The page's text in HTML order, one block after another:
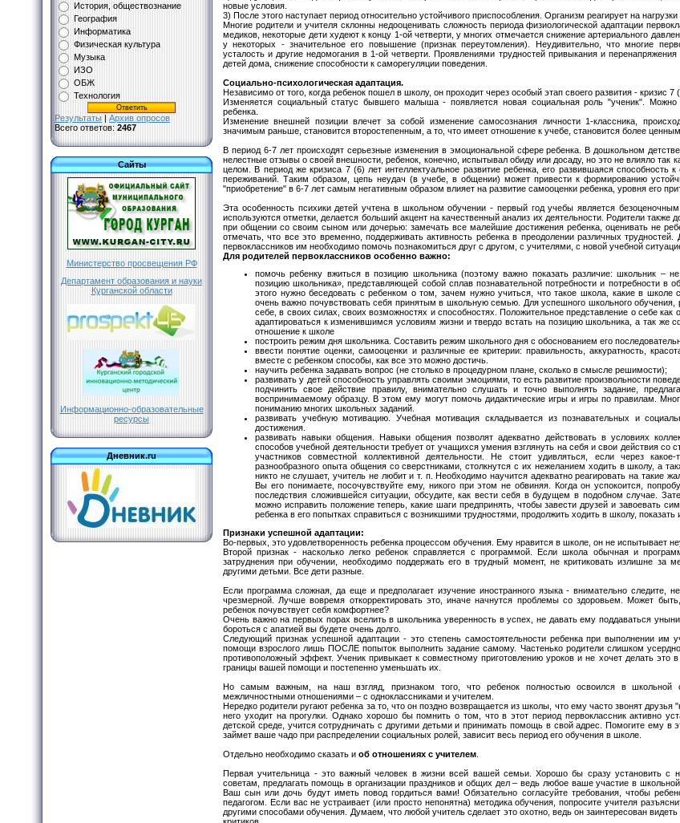
История, обществознание
География
Информатика
Физическая культура
Музыка
ИЗО
ОБЖ
Технология
Результаты | Архив опросов
Всего ответов: 2467
Сайты
Министерство просвещения РФ
Департамент образования и науки
Курганской области
Информационно-образовательные
ресурсы
Дневник.ru
новые условия.
3) После этого наступает период относительно устойчивого приспособления. Организм реагирует на
Многие родители и учителя склонны недооценивать сложность периода физиологической адаптации
медиков, некоторые дети худеют к концу 1-ой четверти, у многих отмечается снижение артериального
у некоторых - значительное его повышение (признак переутомления). Неудивительно, что многие
усталость и другие недомогания в 1-ой четверти. Проявлениями трудностей привыкания и перенапряжения
детей дома, снижение способности к саморегуляции поведения.
Социально-психологическая адаптация.
Независимо от того, когда ребенок пошел в школу, он проходит через особый этап своего развития - кризис 7
Изменяется социальный статус бывшего малыша - появляется новая социальная роль "ученик". Можно
ребенка.
Изменение внешней позиции влечет за собой изменение самосознания личности 1-классника,
значимым раньше, становится второстепенным, а то, что имеет отношение к учебе, становится более ценным.
В период 6-7 лет происходят серьезные изменения в эмоциональной сфере ребенка. В дошкольном
нелестные отзывы о своей внешности, ребенок, конечно, испытывал обиду или досаду, но это не влияло так
целом. В период же кризиса 7 (6) лет интеллектуальное развитие ребенка, его развившаяся способность
переживаний. Таким образом, цепь неудач (в учебе, в общении) может привести к формированию
"приобретение" в 6-7 лет самым негативным образом влияет на развитие самооценки ребенка, уровня его
Эта особенность психики детей учтена в школьном обучении - первый год учебы является
используются отметки, делается больший акцент на качественный анализ их деятельности. Родители
при общении со своим сыном или дочерью: замечать все малейшие достижения ребенка, оценивать не
отмечать, что все это временно, поддерживать активность ребенка в преодолении различных трудностей.
первоклассников им необходимо помочь познакомиться друг с другом, с учителями, с новой учебной
Для родителей первоклассников особенно важно:
помочь ребенку вжиться в позицию школьника (поэтому важно показать различие: школьник –
позицию школьника», представляющей собой сплав познавательной потребности и потребности
этого нужно беседовать с ребенком о том, зачем нужно учиться, что такое школа, какие в школе
очень важно почувствовать себя принятым в школьную семью. Для успешного школьного обучения,
себе, в своих силах, своих возможностях и способностях. Положительное представление о себе
адаптироваться к изменившимся условиям жизни и твердо встать на позицию школьника, а так же
отношение к школе
построить режим дня школьника. Составить режим школьного дня с обоснованием его
ввести понятие оценки, самооценки и различные ее критерии: правильность, аккуратность,
вместе с ребенком способы, как все это можно достичь.
научить ребенка задавать вопрос (не столько в процедурном плане, сколько в смысле решимости);
развивать у детей способность управлять своими эмоциями, то есть развитие произвольности
подчинить свое действие правилу, внимательно слушать и точно выполнять задание,
воспринимаемому образцу. В этом ему могут помочь дидактические игры и игры по правилам.
пониманию многих школьных заданий.
развивать учебную мотивацию. Учебная мотивация складывается из познавательных и
достижения.
развивать навыки общения. Навыки общения позволят адекватно действовать в условиях
способов учебной деятельности требует от учащихся умения взглянуть на себя и свои действия со
участников совместной коллективной деятельности. Не стоит удивляться, если через
разнообразного опыта общения со сверстниками, столкнутся с их нежеланием ходить в школу, а
никто не слушает, учитель не любит и т. п. Необходимо научится адекватно реагировать на такие
Вы его понимаете, посочувствуйте ему, никого при этом не обвиняя. Когда он успокоится,
последствия сложившейся ситуации, обсудите, как вести себя в будущем в подобном случае.
можно исправить положение теперь, какие шаги предпринять, чтобы завести друзей и завоевать
ребенка в его попытках справиться с возникшими трудностями, продолжить ходить в школу,
Признаки успешной адаптации:
Во-первых, это удовлетворенность ребенка процессом обучения. Ему нравится в школе, он не испытывает
Второй признак - насколько легко ребенок справляется с программой. Если школа обычная и
затруднения при обучении, необходимо поддержать его в трудный момент, не критиковать излишне за
другими детьми. Все дети разные.
Если программа сложная, да еще и предполагает изучение иностранного языка - внимательно следите,
чрезмерной. Лучше вовремя откорректировать это, иначе начнутся проблемы со здоровьем. Может
ребенок почувствует себя комфортнее?
Очень важно на первых порах вселить в школьника уверенность в успех, не давать ему поддаваться
бороться с апатией вы будете очень долго.
Следующий признак успешной адаптации - это степень самостоятельности ребенка при выполнении им
помощи взрослого лишь ПОСЛЕ попыток выполнить задание самому. Частенько родители слишком
противоположный эффект. Ученик привыкает к совместному приготовлению уроков и не хочет делать это
границы вашей помощи и постепенно уменьшать их.
Но самым важным, на наш взгляд, признаком того, что ребенок полностью освоился в школьной
межличностными отношениями – с одноклассниками и учителем.
Нередко родители ругают ребенка за то, что он поздно возвращается из школы, что ему часто звонят
него уходит на прогулки. Однако хорошо бы помнить о том, что в этот период первоклассник активно
детской среде, учится сотрудничать с другими детьми и принимать помощь в свой адрес. Помогите ему в
займет ваше чадо при распределении социальных ролей, зависит весь период его обучения в школе.
Отдельно необходимо сказать и об отношениях с учителем
Первая учительница - это важный человек в жизни всей вашей семьи. Хорошо бы сразу установить с
советам, предлагать помощь в организации праздников и общих дел – ведь любое ваше участие в
Ваш сын или дочь будут иметь повод гордиться вами! Обязательно согласуйте требования, чтобы
педагогом. Если вас не устраивает (или просто непонятна) методика обучения, попросите учителя
другими способами обучения. Думаем, что любой учитель сделает это охотно, ведь он заинтересован